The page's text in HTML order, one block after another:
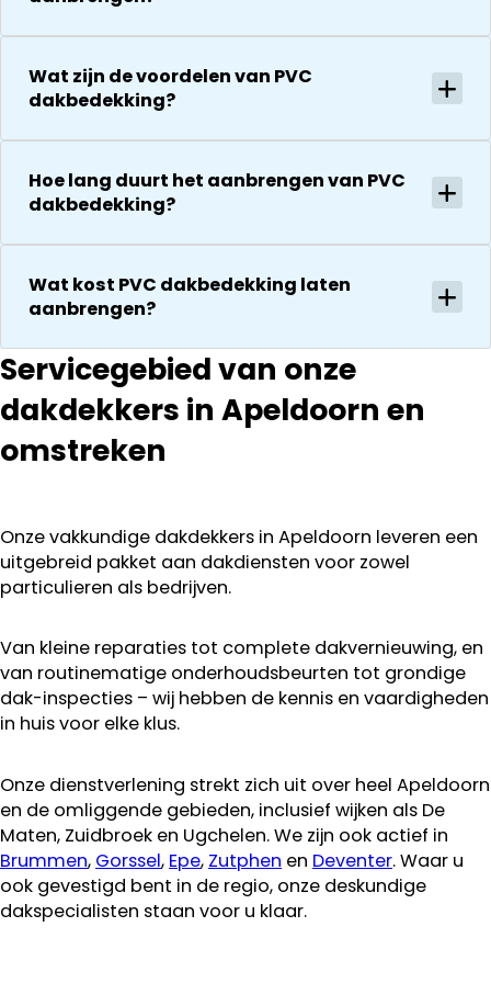
droog!!! Dus
zeker een 5
waard door
conform
afspraak en
onverwachte
tegenkomen
vakkundig
zonder extra
ook dan
communeren
ze goed en
aanraden.
Wat zijn de voordelen van PVC
dakbedekking?
Hoe lang duurt het aanbrengen van PVC
dakbedekking?
Wat kost PVC dakbedekking laten
aanbrengen?
Servicegebied van onze
dakdekkers in Apeldoorn en
omstreken
Onze vakkundige dakdekkers in Apeldoorn leveren een
uitgebreid pakket aan dakdiensten voor zowel
particulieren als bedrijven.
Van kleine reparaties tot complete dakvernieuwing, en
van routinematige onderhoudsbeurten tot grondige
dak-inspecties – wij hebben de kennis en vaardigheden
in huis voor elke klus.
Onze dienstverlening strekt zich uit over heel Apeldoorn
en de omliggende gebieden, inclusief wijken als De
Maten, Zuidbroek en Ugchelen. We zijn ook actief in
Brummen, Gorssel, Epe, Zutphen en Deventer. Waar u
ook gevestigd bent in de regio, onze deskundige
dakspecialisten staan voor u klaar.